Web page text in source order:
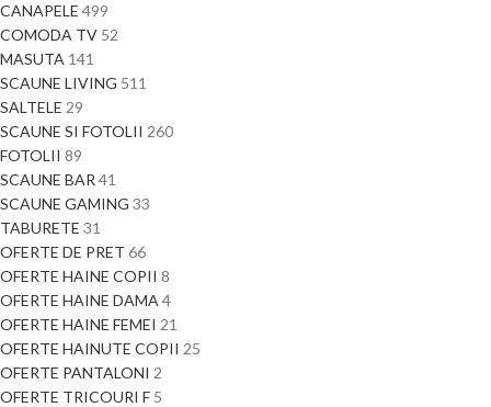
CANAPELE 499
COMODA TV 52
MASUTA 141
SCAUNE LIVING 511
SALTELE 29
SCAUNE SI FOTOLII 260
FOTOLII 89
SCAUNE BAR 41
SCAUNE GAMING 33
TABURETE 31
OFERTE DE PRET 66
OFERTE HAINE COPII 8
OFERTE HAINE DAMA 4
OFERTE HAINE FEMEI 21
OFERTE HAINUTE COPII 25
OFERTE PANTALONI 2
OFERTE TRICOURI F 5